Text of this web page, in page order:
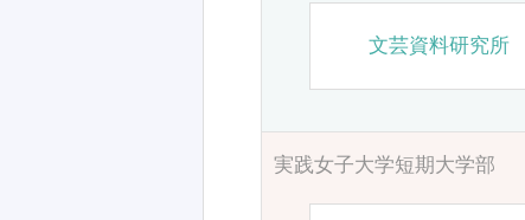
文芸資料研究所
実践女子大学短期大学部